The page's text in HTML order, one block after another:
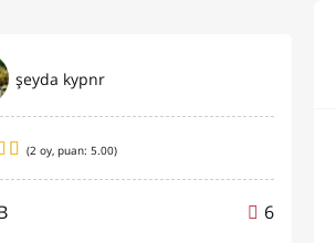
şeyda kypnr
(2 oy, puan: 5.00)
6